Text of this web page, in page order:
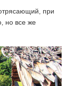
при
но все же